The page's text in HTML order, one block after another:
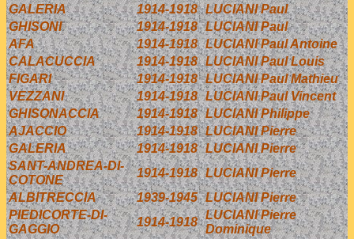
GALERIA
1914-1918 LUCIANI Paul
GHISONI
1914-1918 LUCIANI Paul
AFA
1914-1918 LUCIANI Paul Antoine
CALACUCCIA
1914-1918 LUCIANI Paul Louis
FIGARI
1914-1918 LUCIANI Paul Mathieu
VEZZANI
1914-1918 LUCIANI Paul Vincent
GHISONACCIA
1914-1918 LUCIANI Philippe
AJACCIO
1914-1918 LUCIANI Pierre
GALERIA
1914-1918 LUCIANI Pierre
SANT-ANDREA-DI-
COTONE
1914-1918 LUCIANI Pierre
ALBITRECCIA
1939-1945 LUCIANI Pierre
PIEDICORTE-DI-
GAGGIO
1914-1918
LUCIANI Pierre
Dominique